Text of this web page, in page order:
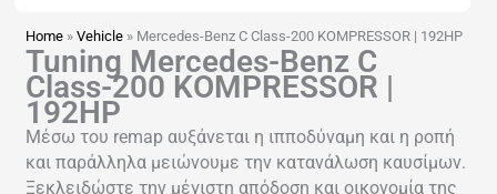
Home »Vehicle » Mercedes-Benz C Class-200 KOMPRESSOR | 192HP
Tuning Mercedes-Benz C
Class-200 KOMPRESSOR |
192HP
Μέσω του remap αυξάνεται η ιπποδύναμη και η ροπή
και παράλληλα μειώνουμε την κατανάλωση καυσίμων.
Ξεκλειδώστε την μέγιστη απόδοση και οικονομία της